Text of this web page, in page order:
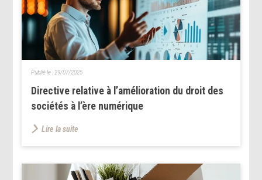
Directive relative à l’amélioration du droit des
sociétés à l’ère numérique
Publié le : 29/07/2025
Lire la suite